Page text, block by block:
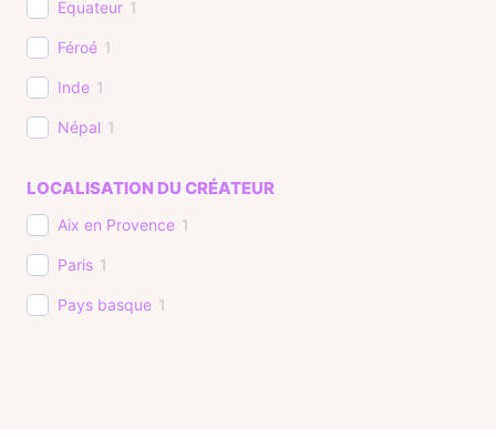
Equateur 1
Féroé 1
Inde 1
Népal 1
LOCALISATION DU CRÉATEUR
Aix en Provence 1
Paris 1
Pays basque 1